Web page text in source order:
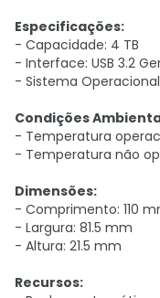
Especificações:
- Capacidade: 4 TB
- Interface: USB 3.2
- Sistema
Condições
- Temperatura
- Temperatura não
Dimensões:
- Comprimento: 110
- Largura: 81.5 mm
- Altura: 21.5 mm
Recursos: